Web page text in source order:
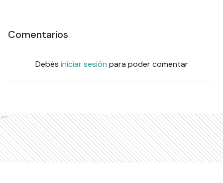
Comentarios
Debés iniciar sesión para poder comentar
Ads